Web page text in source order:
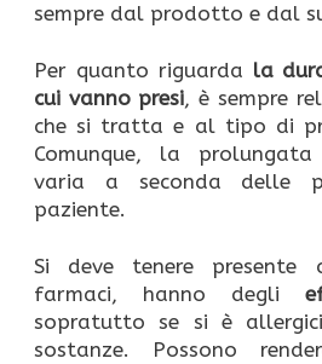
sempre dal prodotto e dal
Per quanto riguarda la
cui vanno presi, è sempre
che si tratta e al tipo di
Comunque, la
varia a seconda delle
paziente.
Si deve tenere
farmaci, hanno degli
sopratutto se si è
sostanze. Possono